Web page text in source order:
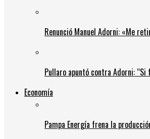
Renunció Manuel Adorni: «Me
Pullaro apuntó contra Adorni:
Economía
Pampa Energía frena la